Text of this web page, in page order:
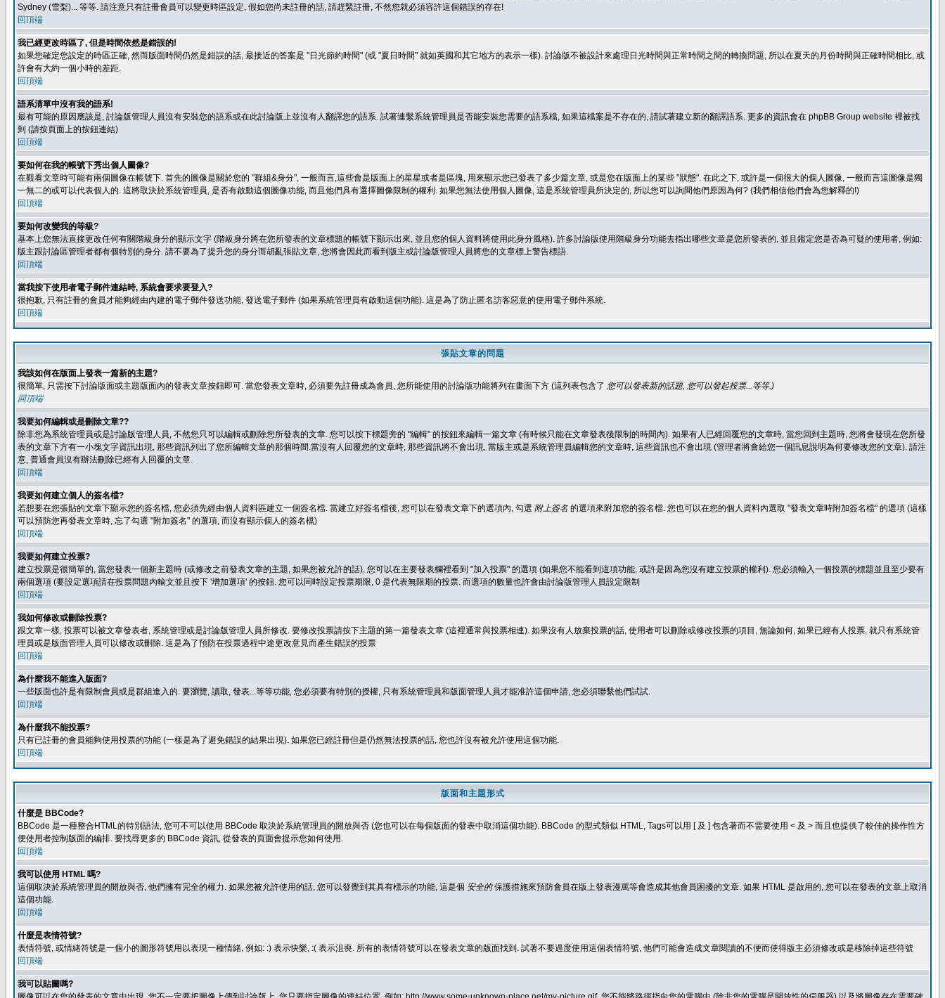
Sydney (雪梨)... 等等. 請注意只有註冊會員可以變更時區設定, 假如您尚未註冊的話, 請趕緊註冊, 不然您就必須容許這個錯誤的存在!
回頂端
我已經更改時區了, 但是時間依然是錯誤的!
如果您確定您設定的時區正確, 然而版面時間仍然是錯誤的話, 最接近的答案是 "日光節約時間" (或 "夏日時間" 就如英國和其它地方的表示一樣). 討論版不被設計來處理日光時間與正常時間之間的轉換問題, 所以在夏天的月份時間與正確時間相比, 或
許會有大約一個小時的差距.
回頂端
語系清單中沒有我的語系!
最有可能的原因應該是, 討論版管理人員沒有安裝您的語系或在此討論版上並沒有人翻譯您的語系. 試著連繫系統管理員是否能安裝您需要的語系檔, 如果這檔案是不存在的, 請試著建立新的翻譯語系. 更多的資訊會在 phpBB Group website 裡被找
到 (請按頁面上的按鈕連結)
回頂端
要如何在我的帳號下秀出個人圖像?
在觀看文章時可能有兩個圖像在帳號下. 首先的圖像是關於您的 "群組&身分", 一般而言,這些會是版面上的星星或者是區塊, 用來顯示您已發表了多少篇文章, 或是您在版面上的某些 "狀態". 在此之下, 或許是一個很大的個人圖像, 一般而言這圖像是獨
一無二的或可以代表個人的. 這將取決於系統管理員, 是否有啟動這個圖像功能, 而且他們具有選擇圖像限制的權利. 如果您無法使用個人圖像, 這是系統管理員所決定的, 所以您可以詢間他們原因為何? (我們相信他們會為您解釋的!)
回頂端
要如何改變我的等級?
基本上您無法直接更改任何有關階級身分的顯示文字 (階級身分將在您所發表的文章標題的帳號下顯示出來, 並且您的個人資料將使用此身分風格). 許多討論版使用階級身分功能去指出哪些文章是您所發表的, 並且鑑定您是否為可疑的使用者, 例如:
版主跟討論區管理者都有個特別的身分. 請不要為了提升您的身分而胡亂張貼文章, 您將會因此而看到版主或討論版管理人員將您的文章標上警告標語.
回頂端
當我按下使用者電子郵件連結時, 系統會要求要登入?
很抱歉, 只有註冊的會員才能夠經由內建的電子郵件發送功能, 發送電子郵件 (如果系統管理員有啟動這個功能). 這是為了防止匿名訪客惡意的使用電子郵件系統.
回頂端
張貼文章的問題
我該如何在版面上發表一篇新的主題?
很簡單, 只需按下討論版面或主題版面內的發表文章按鈕即可. 當您發表文章時, 必須要先註冊成為會員, 您所能使用的討論版功能將列在畫面下方 (這列表包含了 您可以發表新的話題, 您可以發起投票...等等.)
回頂端
我要如何編輯或是刪除文章??
除非您為系統管理員或是討論版管理人員, 不然您只可以編輯或刪除您所發表的文章. 您可以按下標題旁的 "編輯" 的按鈕來編輯一篇文章 (有時候只能在文章發表後限制的時間內). 如果有人已經回覆您的文章時, 當您回到主題時, 您將會發現在您所發
表的文章下方有一小塊文字資訊出現, 那些資訊列出了您所編輯文章的那個時間.當沒有人回覆您的文章時, 那些資訊將不會出現, 當版主或是系統管理員編輯您的文章時, 這些資訊也不會出現 (管理者將會給您一個訊息說明為何要修改您的文章). 請注
意, 普通會員沒有辦法刪除已經有人回覆的文章.
回頂端
我要如何建立個人的簽名檔?
若想要在您張貼的文章下顯示您的簽名檔, 您必須先經由個人資料區建立一個簽名檔. 當建立好簽名檔後, 您可以在發表文章下的選項內, 勾選 附上簽名 的選項來附加您的簽名檔. 您也可以在您的個人資料內選取 "發表文章時附加簽名檔" 的選項 (這樣
可以預防您再發表文章時, 忘了勾選 "附加簽名" 的選項, 而沒有顯示個人的簽名檔)
回頂端
我要如何建立投票?
建立投票是很簡單的, 當您發表一個新主題時 (或修改之前發表文章的主題, 如果您被允許的話), 您可以在主要發表欄裡看到 "加入投票" 的選項 (如果您不能看到這項功能, 或許是因為您沒有建立投票的權利). 您必須輸入一個投票的標題並且至少要有
兩個選項 (要設定選項請在投票問題內輸文並且按下 '增加選項' 的按鈕. 您可以同時設定投票期限, 0 是代表無限期的投票. 而選項的數量也許會由討論版管理人員設定限制
回頂端
我如何修改或刪除投票?
跟文章一樣, 投票可以被文章發表者, 系統管理或是討論版管理人員所修改. 要修改投票請按下主題的第一篇發表文章 (這裡通常與投票相連). 如果沒有人放棄投票的話, 使用者可以刪除或修改投票的項目, 無論如何, 如果已經有人投票, 就只有系統管
理員或是版面管理人員可以修改或刪除. 這是為了預防在投票過程中途更改意見而產生錯誤的投票
回頂端
為什麼我不能進入版面?
一些版面也許是有限制會員或是群組進入的. 要瀏覽, 讀取, 發表...等等功能, 您必須要有特別的授權, 只有系統管理員和版面管理人員才能准許這個申請, 您必須聯繫他們試試.
回頂端
為什麼我不能投票?
只有已註冊的會員能夠使用投票的功能 (一樣是為了避免錯誤的結果出現). 如果您已經註冊但是仍然無法投票的話, 您也許沒有被允許使用這個功能.
回頂端
版面和主題形式
什麼是 BBCode?
BBCode 是一種整合HTML的特別語法, 您可不可以使用 BBCode 取決於系統管理員的開放與否 (您也可以在每個版面的發表中取消這個功能). BBCode 的型式類似 HTML, Tags可以用 [ 及 ] 包含著而不需要使用 < 及 > 而且也提供了較佳的操作性方
便使用者控制版面的編排. 要找尋更多的 BBCode 資訊, 從發表的頁面會提示您如何使用.
回頂端
我可以使用 HTML 嗎?
這個取決於系統管理員的開放與否, 他們擁有完全的權力. 如果您被允許使用的話, 您可以發覺到其具有標示的功能, 這是個 安全的保護措施來預防會員在版上發表漫罵等會造成其他會員困擾的文章. 如果 HTML 是啟用的, 您可以在發表的文章上取消
這個功能.
回頂端
什麼是表情符號?
表情符號, 或情緒符號是一個小的圖形符號用以表現一種情緒, 例如: :) 表示快樂, :( 表示沮喪. 所有的表情符號可以在發表文章的版面找到. 試著不要過度使用這個表情符號, 他們可能會造成文章閱讀的不便而使得版主必須修改或是移除掉這些符號
回頂端
我可以貼圖嗎?